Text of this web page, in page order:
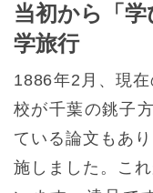
当初から「
学旅行
1886年2月、現
校が千葉の銚子
ている論文もあ
施しました。こ